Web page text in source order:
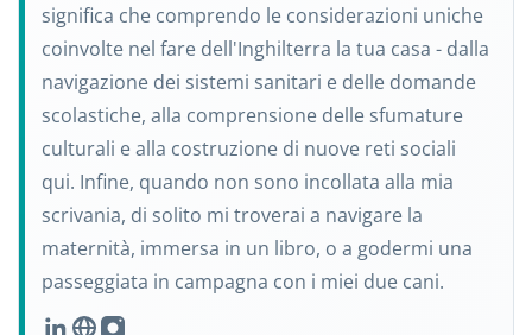
significa che comprendo le considerazioni uniche
coinvolte nel fare dell'Inghilterra la tua casa - dalla
navigazione dei sistemi sanitari e delle domande
scolastiche, alla comprensione delle sfumature
culturali e alla costruzione di nuove reti sociali
qui. Infine, quando non sono incollata alla mia
scrivania, di solito mi troverai a navigare la
maternità, immersa in un libro, o a godermi una
passeggiata in campagna con i miei due cani.